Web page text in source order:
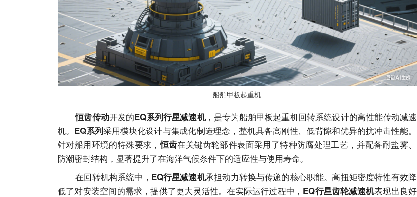
船舶甲板起重机
恒齿传动开发的EQ系列行星减速机，是专为船舶甲板起重机回转系统设计的高性能传动减速
机。 EQ系列采用模块化设计与集成化制造理念，整机具备高刚性、低背隙和优异的抗冲击性能。
针对船用环境的特殊要求，恒齿在关键齿轮部件表面采用了特种防腐处理工艺，并配备耐盐雾、
防潮密封结构，显著提升了在海洋气候条件下的适应性与使用寿命。
在回转机构系统中， EQ行星减速机承担动力转换与传递的核心职能。高扭矩密度特性有效降
低了对安装空间的需求，提供了更大灵活性。在实际运行过程中， EQ行星齿轮减速机表现出良好